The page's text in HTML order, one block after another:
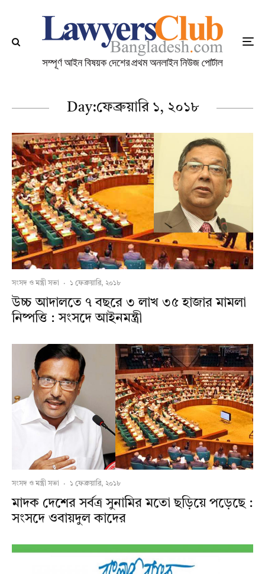
Day:ফেব্রুয়ারি ১, ২০১৮
সংসদ ও মন্ত্রী সভা · ১ ফেব্রুয়ারি, ২০১৮
উচ্চ আদালতে ৭ বছরে ৩ লাখ ৩৫ হাজার মামলা
নিষ্পত্তি : সংসদে আইনমন্ত্রী
সংসদ ও মন্ত্রী সভা · ১ ফেব্রুয়ারি, ২০১৮
মাদক দেশের সর্বত্র সুনামির মতো ছড়িয়ে পড়েছে :
সংসদে ওবায়দুল কাদের